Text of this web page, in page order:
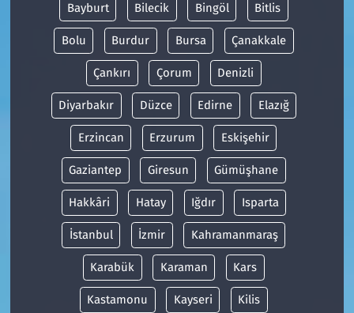
Bayburt Bilecik Bingöl Bitlis
Bolu Burdur Bursa Çanakkale
Çankırı Çorum Denizli
Diyarbakır Düzce Edirne Elazığ
Erzincan Erzurum Eskişehir
Gaziantep Giresun Gümüşhane
Hakkâri Hatay Iğdır Isparta
İstanbul İzmir Kahramanmaraş
Karabük Karaman Kars
Kastamonu Kayseri Kilis